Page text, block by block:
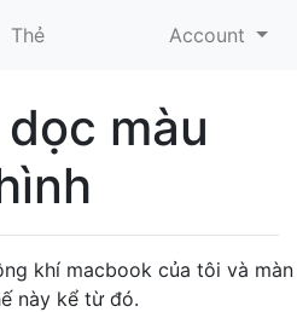
Thẻ Account
màu
khí macbook của tôi và màn
này kể từ đó.